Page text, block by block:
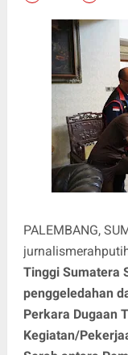
PALEMBANG,
Tinggi Sumatera
penggeledahan
Perkara Dugaan
Kegiatan/